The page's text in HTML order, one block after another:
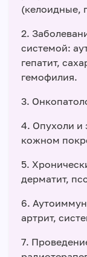
(келоидные,
2.
системой:
гепатит,
гемофилия.
3.
4. Опухоли и
кожном
5.
дерматит,
6.
артрит,
7.